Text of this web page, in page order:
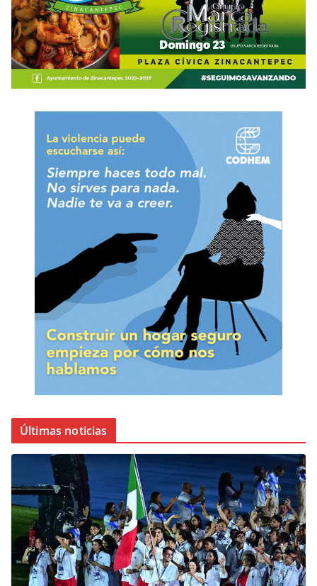
Últimas noticias